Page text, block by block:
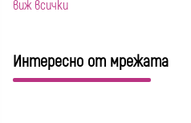
виж всички
Интересно от мрежата